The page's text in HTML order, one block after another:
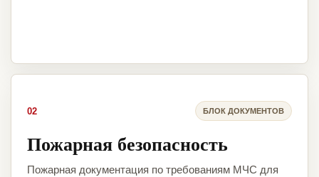
02 БЛОК ДОКУМЕНТОВ
Пожарная безопасность
Пожарная документация по требованиям МЧС для